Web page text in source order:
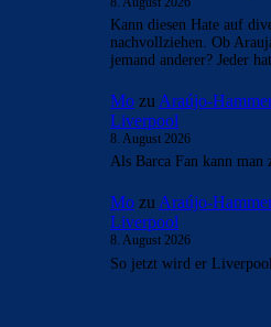
-
AKTUELLE USER-
FC_Barcelona1zu
Wechsel nach Liverpool
8. August 2026
Diese Fehler wurden
zusammenbringen.
CulersTony
Wechsel nach
8. August 2026